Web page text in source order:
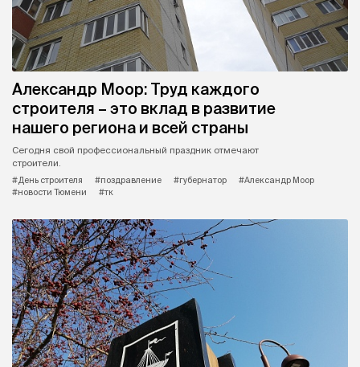
Александр Моор: Труд каждого
строителя – это вклад в развитие
нашего региона и всей страны
Сегодня свой профессиональный праздник отмечают
строители.
#День строителя
#поздравление #губернатор
#Александр Моор
#новости Тюмени
#тк